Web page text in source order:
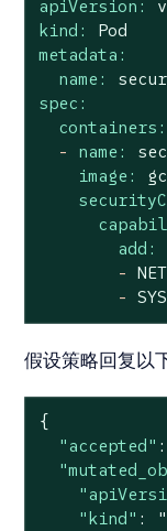
apiVersion:
kind:
Pod
metadata:
name:
spec:
containers:
-
name:
image:
add:
-
-
假设策略回复以
{
"accepted" :
"kind" :